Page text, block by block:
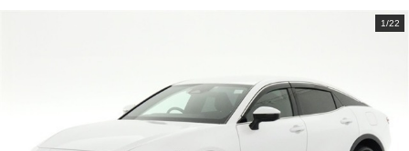
1/22